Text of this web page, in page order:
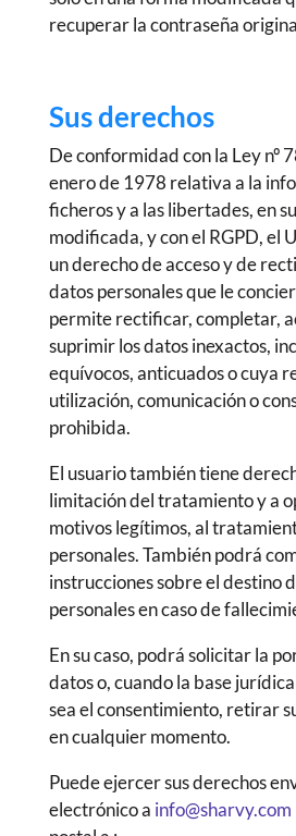
recuperar la contraseña
Sus derechos
De conformidad con la Ley nº
enero de 1978 relativa a la
ficheros y a las libertades, en
modificada, y con el RGPD, el
un derecho de acceso y de
datos personales que le
permite rectificar, completar,
suprimir los datos inexactos,
equívocos, anticuados o cuya
utilización, comunicación o
prohibida.
El usuario también tiene
limitación del tratamiento y a
motivos legítimos, al
personales. También podrá
instrucciones sobre el destino
personales en caso de
En su caso, podrá solicitar la
datos o, cuando la base
sea el consentimiento, retirar
en cualquier momento.
Puede ejercer sus derechos
electrónico a info@sharvy.com